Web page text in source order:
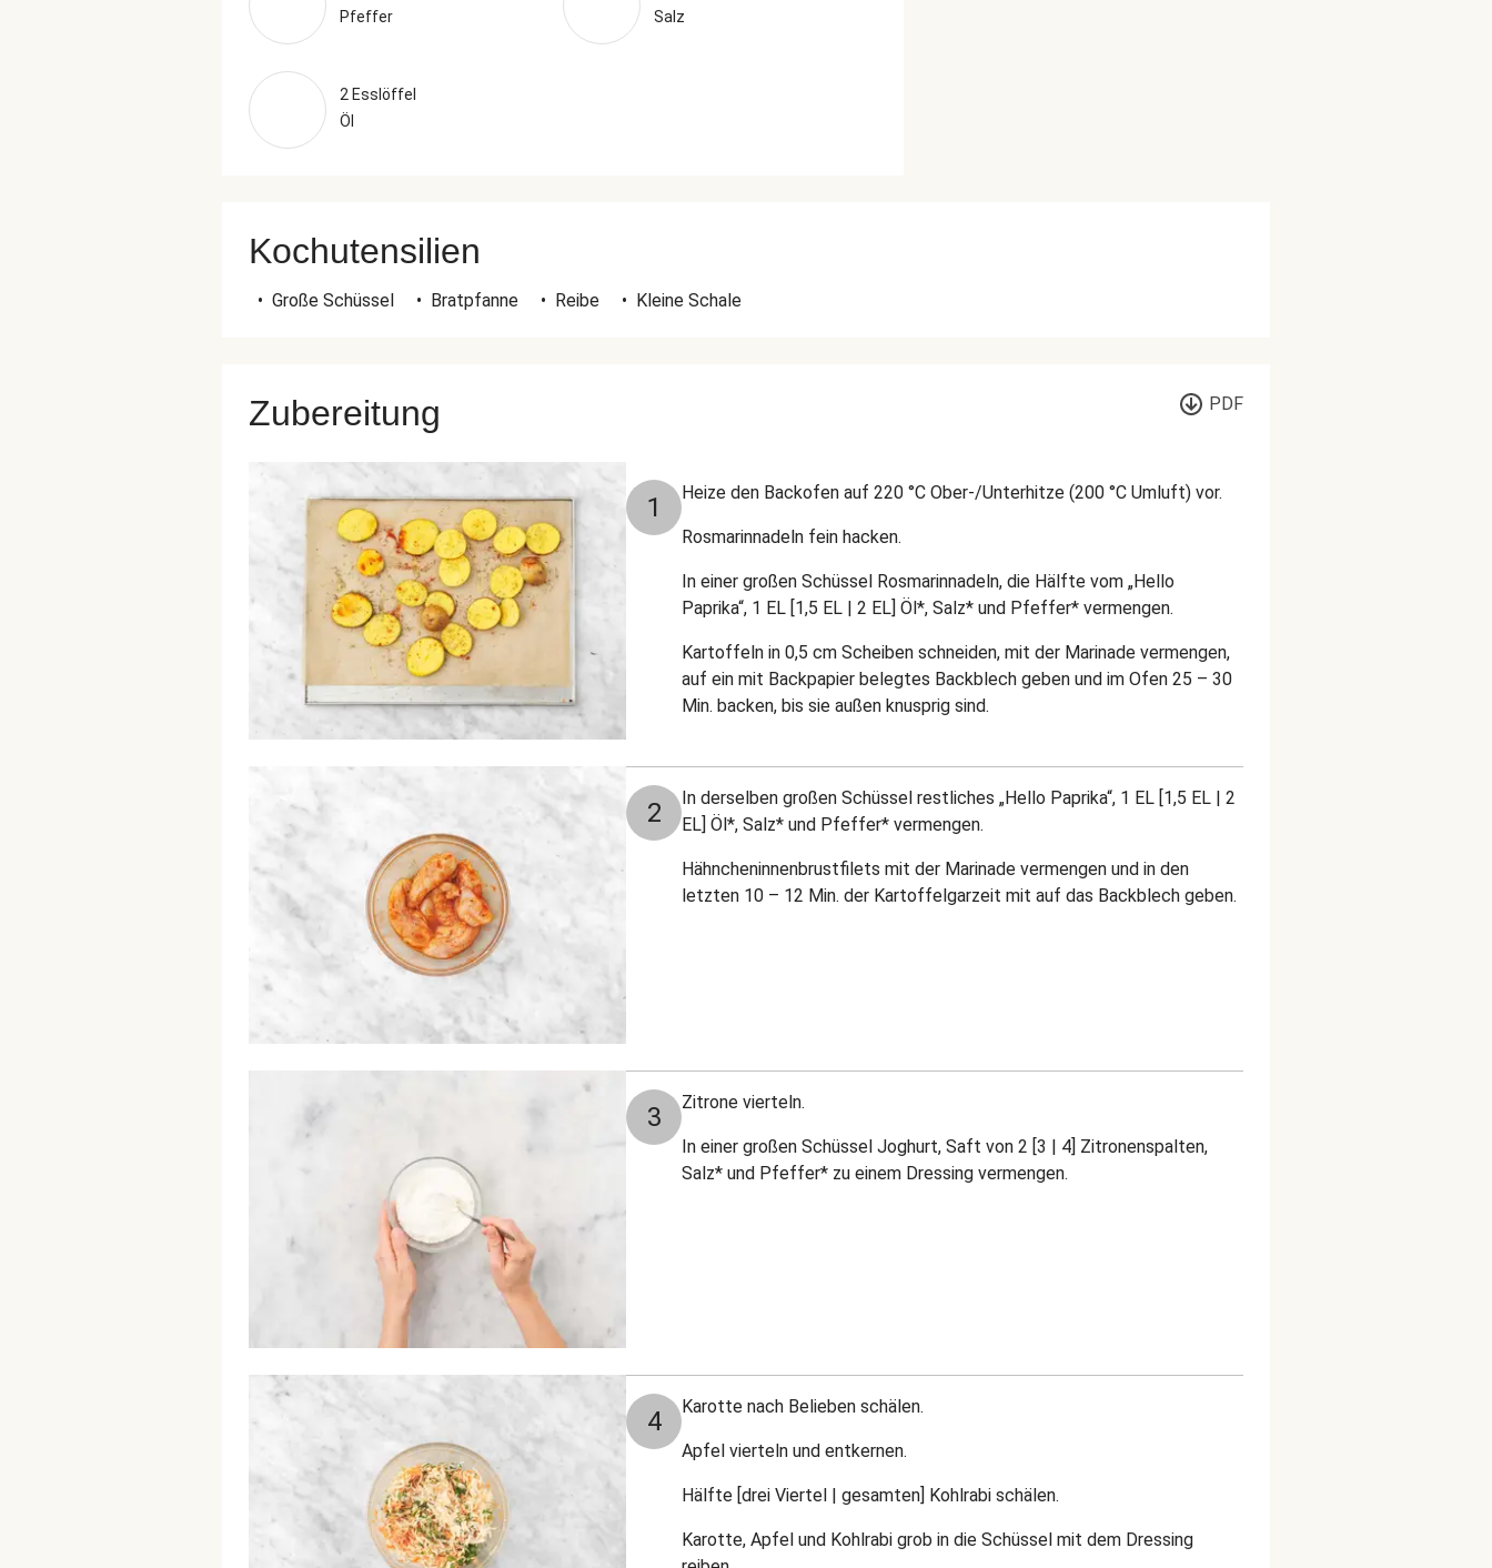
Pfeffer
Salz
2 Esslöffel
Öl
Kochutensilien
• Große Schüssel • Bratpfanne • Reibe • Kleine Schale
Zubereitung PDF
1 Heize den Backofen auf 220 °C Ober-/Unterhitze (200 °C Umluft) vor.
Rosmarinnadeln fein hacken.
In einer großen Schüssel Rosmarinnadeln, die Hälfte vom „Hello
Paprika“, 1 EL [1,5 EL | 2 EL] Öl*, Salz* und Pfeffer* vermengen.
Kartoffeln in 0,5 cm Scheiben schneiden, mit der Marinade vermengen,
auf ein mit Backpapier belegtes Backblech geben und im Ofen 25 – 30
Min. backen, bis sie außen knusprig sind.
2
In derselben großen Schüssel restliches „Hello Paprika“, 1 EL [1,5 EL | 2
EL] Öl*, Salz* und Pfeffer* vermengen.
Hähncheninnenbrustfilets mit der Marinade vermengen und in den
letzten 10 – 12 Min. der Kartoffelgarzeit mit auf das Backblech geben.
3 Zitrone vierteln.
In einer großen Schüssel Joghurt, Saft von 2 [3 | 4] Zitronenspalten,
Salz* und Pfeffer* zu einem Dressing vermengen.
4 Karotte nach Belieben schälen.
Apfel vierteln und entkernen.
Hälfte [drei Viertel | gesamten] Kohlrabi schälen.
Karotte, Apfel und Kohlrabi grob in die Schüssel mit dem Dressing